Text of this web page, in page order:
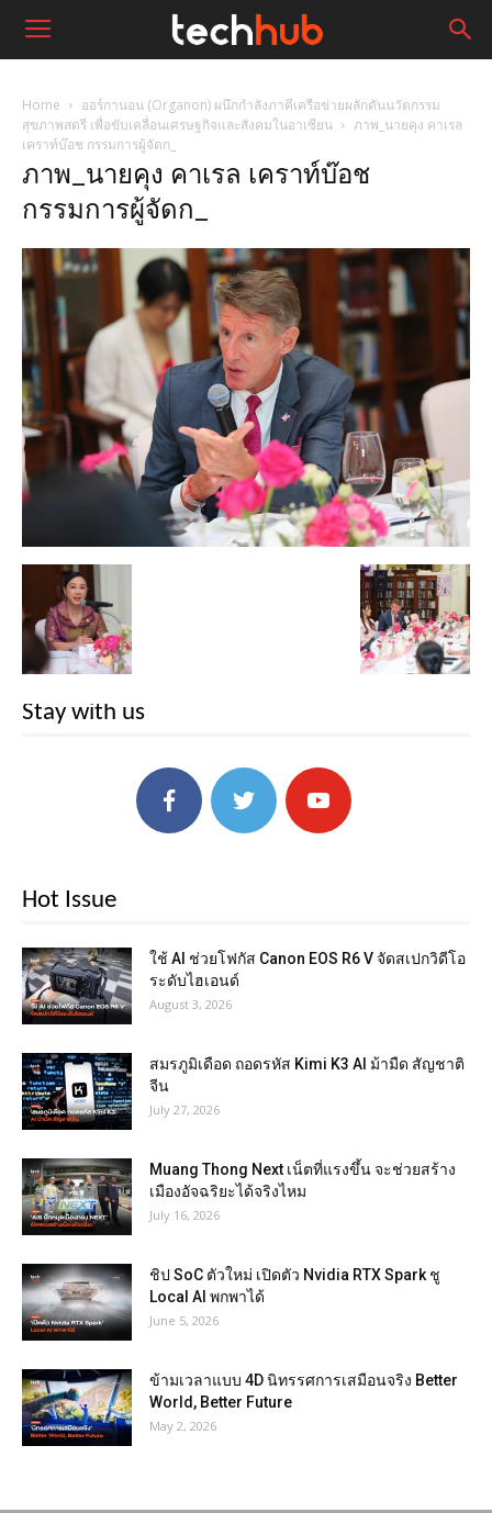
Home
ออร์กานอน (Organon) ผนึกกำลังภาคีเครือข่ายผลักดันนวัตกรรม
สุขภาพสตรี เพื่อขับเคลื่อนเศรษฐกิจและสังคมในอาเซียน
ภาพ_นายคุง คาเรล
เคราท์บ๊อช กรรมการผู้จัดก_
ภาพ_นายคุง คาเรล เคราท์บ๊อช
กรรมการผู้จัดก_
Stay with us
Hot Issue
ใช้ AI ช่วยโฟกัส Canon EOS R6 V จัดสเปกวิดีโอ
ระดับไฮเอนด์
August 3, 2026
สมรภูมิเดือด ถอดรหัส Kimi K3 AI ม้ามืด สัญชาติ
จีน
July 27, 2026
Muang Thong Next เน็ตที่แรงขึ้น จะช่วยสร้าง
เมืองอัจฉริยะได้จริงไหม
July 16, 2026
ชิป SoC ตัวใหม่ เปิดตัว Nvidia RTX Spark ชู
Local AI พกพาได้
June 5, 2026
ข้ามเวลาแบบ 4D นิทรรศการเสมือนจริง Better
World, Better Future
May 2, 2026